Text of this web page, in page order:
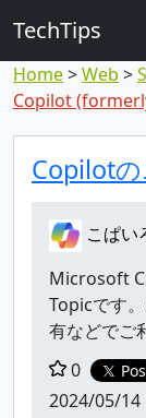
TechTips
Home Web
Copilot
対象
トピッ
Copilot
こぱい
Microsoft
Topicです
有などでご
0
2024/05/14